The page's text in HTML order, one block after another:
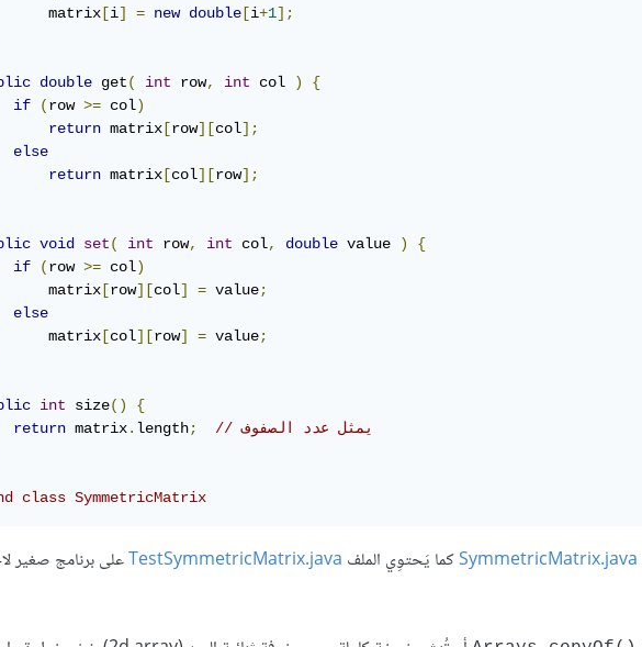
matrix
[i] = new double [i+1];
double get( int row, int col )
{
if
(row >= col)
return matrix [row][col];
else
return matrix [col][row];
void set( int row, int col, double value )
{
if
(row >= col)
matrix
[row][col] = value;
else
matrix
[col][row] = value;
int size()
{
return matrix. length;
// يمثل عدد الصفوف
class SymmetricMatrix
SymmetricMatrix.javaكما يَحتوِي الملف TestSymmetricMatrix.javaعلى برنامج صغير